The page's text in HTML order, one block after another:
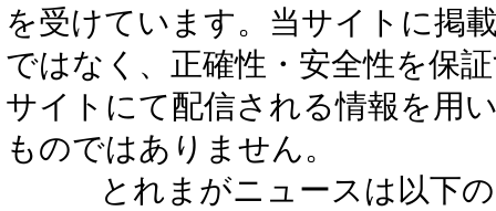
を受けています。当サイトに掲
ではなく、正確性・安全性を保
サイトにて配信される情報を用
ものではありません。
とれまがニュースは以下